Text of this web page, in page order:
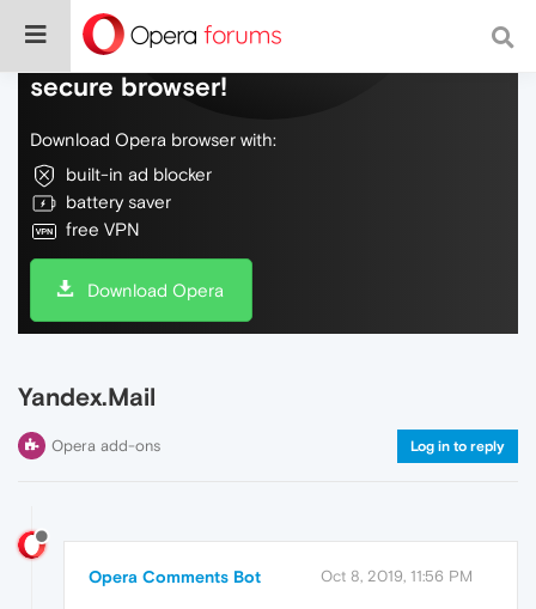
Do more on the web, with a fast and
secure browser!
Download Opera browser with:
built-in ad blocker
battery saver
free VPN
Download Opera
Yandex.Mail
Opera add-ons Log in to reply
Opera Comments Bot Oct 8, 2019, 11:56 PM